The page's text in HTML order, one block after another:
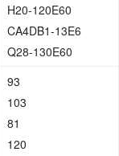
H20-120E60
CA4DB1-13E6
Q28-130E60
93
103
81
120